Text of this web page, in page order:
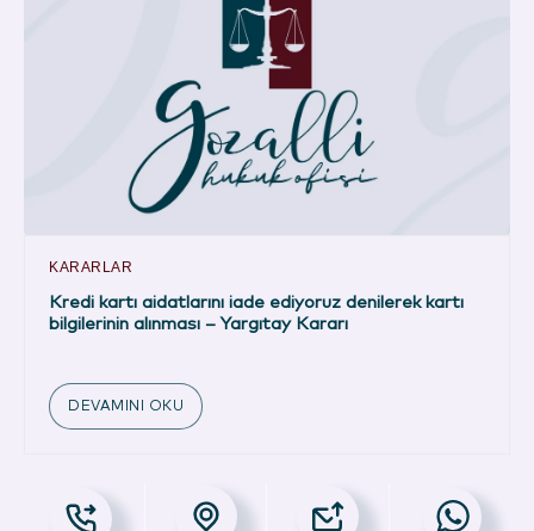
KARARLAR
Kredi kartı aidatlarını iade ediyoruz denilerek kartı
bilgilerinin alınması – Yargıtay Kararı
DEVAMINI OKU